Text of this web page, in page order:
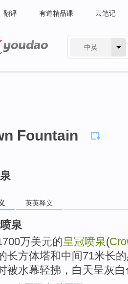
翻译 有道精品课 云笔记
中英
Fountain
英英释义
泉
万美元的皇冠喷泉(
长方体塔和中间71米长
被水幕轻拂，白天呈灰